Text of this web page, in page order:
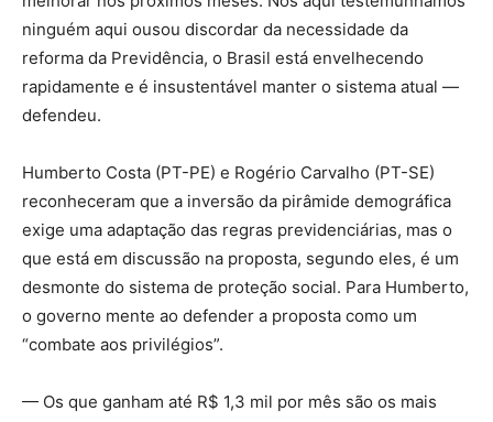
ninguém aqui ousou discordar da necessidade da
reforma da Previdência, o Brasil está envelhecendo
rapidamente e é insustentável manter o sistema atual —
defendeu.
Humberto Costa (PT-PE) e Rogério Carvalho (PT-SE)
reconheceram que a inversão da pirâmide demográfica
exige uma adaptação das regras previdenciárias, mas o
que está em discussão na proposta, segundo eles, é um
desmonte do sistema de proteção social. Para Humberto,
o governo mente ao defender a proposta como um
“combate aos privilégios”.
— Os que ganham até R$ 1,3 mil por mês são os mais